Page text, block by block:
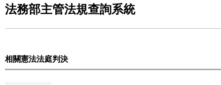
法務部主管法規查詢系統
相關憲法法庭判決